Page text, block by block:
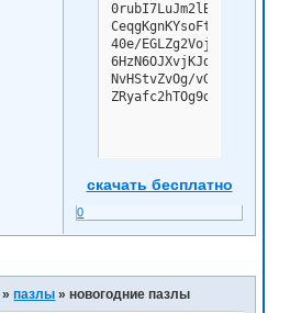
CeqgKgnKYsoFtLJ0/
40e/
NvHStvZvOg/
ZRyafc2hTOg9ddHM7zaY3A=
скачать бесплатно
0
»пазлы »новогодние пазлы